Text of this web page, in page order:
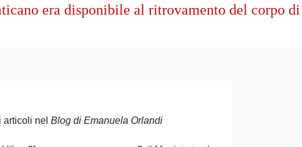
era disponibile al ritrovamento del corpo di
articoli nel Blog di Emanuela Orlandi